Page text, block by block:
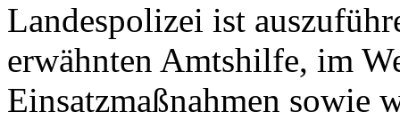
Landespolizei ist
erwähnten Amtshilfe, im
Einsatzmaßnahmen sowie